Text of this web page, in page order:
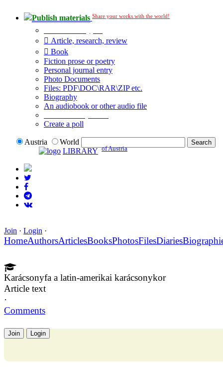
Publish materials Share your works with the world!
Article, research, review
Book
Fiction prose or poetry
Personal journal entry
Photo Documents
Files: PDF\DOC\RAR\ZIP etc.
Biography
An audiobook or other audio file
Create a poll
Austria
World
LIBRARY of Austria
Join · Login ·
HomeAuthorsArticlesBooksPhotosFilesDiaries
Karácsonyfa a latin-amerikai karácsonykor
Article text
·
Comments
Join Login